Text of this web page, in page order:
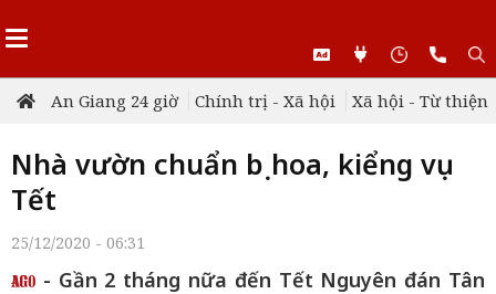
An Giang 24 giờ Chính trị - Xã hội Xã hội - Từ thiện
Nhà vườn chuẩn bị hoa, kiểng vụ
Tết
25/12/2020 - 06:31
- Gần 2 tháng nữa đến Tết Nguyên đán Tân